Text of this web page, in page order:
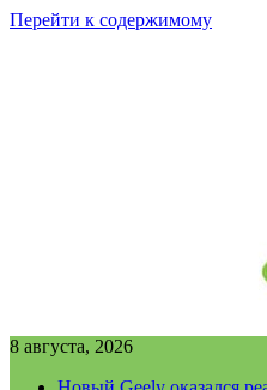
Перейти к содержимому
8 августа, 2026